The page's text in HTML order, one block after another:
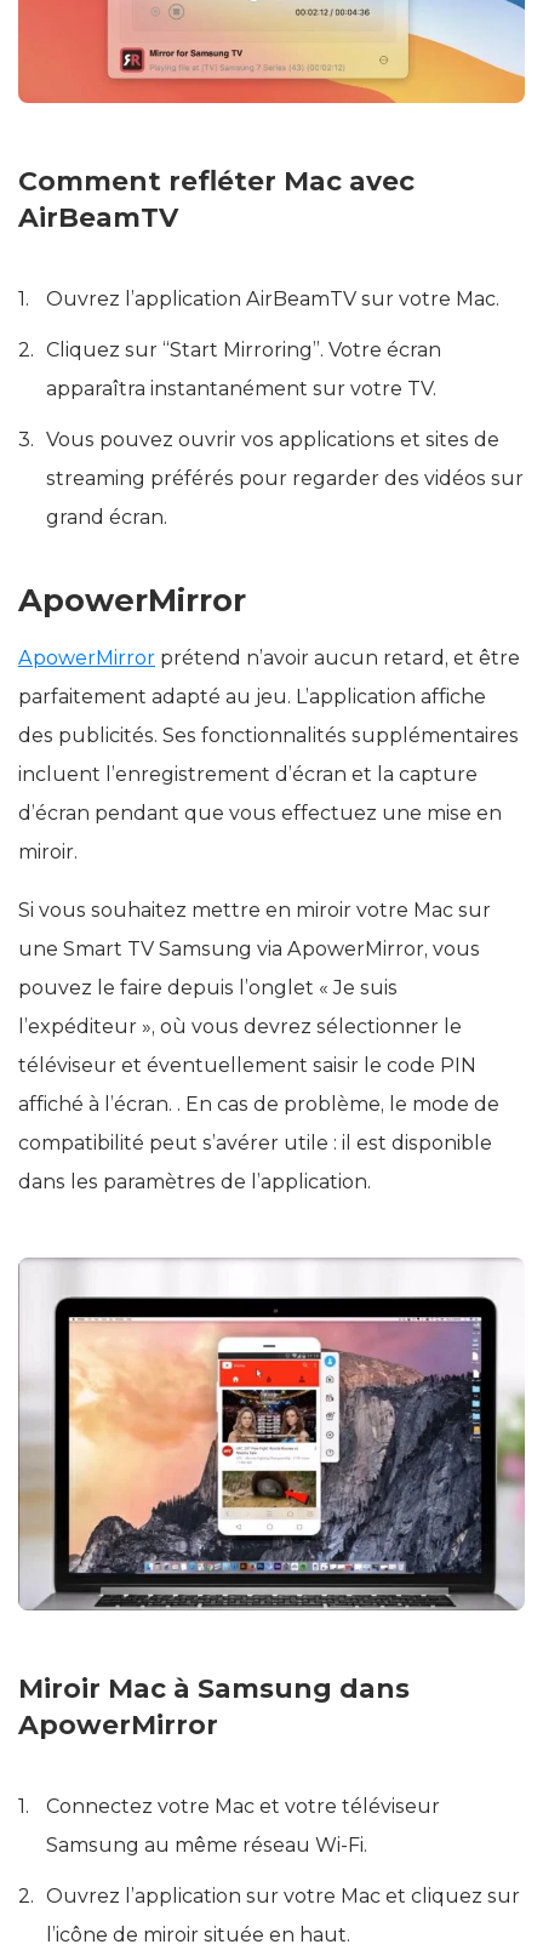
Comment refléter Mac avec
AirBeamTV
Ouvrez l’application AirBeamTV sur votre Mac.
Cliquez sur “Start Mirroring”. Votre écran
apparaîtra instantanément sur votre TV.
Vous pouvez ouvrir vos applications et sites de
streaming préférés pour regarder des vidéos sur
grand écran.
ApowerMirror
ApowerMirror prétend n’avoir aucun retard, et être
parfaitement adapté au jeu. L’application affiche
des publicités. Ses fonctionnalités supplémentaires
incluent l’enregistrement d’écran et la capture
d’écran pendant que vous effectuez une mise en
miroir.
Si vous souhaitez mettre en miroir votre Mac sur
une Smart TV Samsung via ApowerMirror, vous
pouvez le faire depuis l’onglet « Je suis
l’expéditeur », où vous devrez sélectionner le
téléviseur et éventuellement saisir le code PIN
affiché à l’écran. . En cas de problème, le mode de
compatibilité peut s’avérer utile : il est disponible
dans les paramètres de l’application.
Miroir Mac à Samsung dans
ApowerMirror
Connectez votre Mac et votre téléviseur
Samsung au même réseau Wi-Fi.
Ouvrez l’application sur votre Mac et cliquez sur
l’icône de miroir située en haut.